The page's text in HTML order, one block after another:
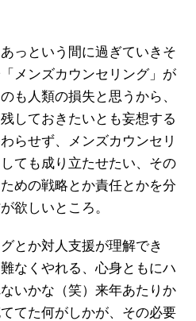
っという間に過ぎていきそ
メンズカウンセリング」が
も人類の損失と思うから、
しておきたいとも妄想する
らせず、メンズカウンセリ
ても成り立たせたい、その
めの戦略とか責任とかを分
欲しいところ。
とか対人支援が理解でき
なくやれる、心身ともにハ
いかな（笑）来年あたりか
てた何がしかが、その必要